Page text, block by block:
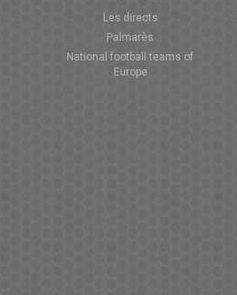
Les directs
Palmarès
National football teams of
Europe